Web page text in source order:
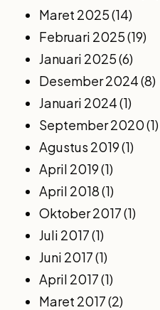
Maret 2025(14)
Februari 2025(19)
Januari 2025(6)
Desember 2024(8)
Januari 2024(1)
September 2020(1)
Agustus 2019(1)
April 2019(1)
April 2018(1)
Oktober 2017(1)
Juli 2017(1)
Juni 2017(1)
April 2017(1)
Maret 2017(2)